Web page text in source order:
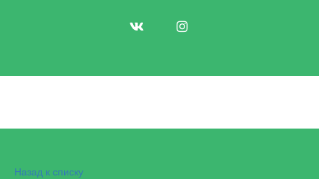
Назад к списку